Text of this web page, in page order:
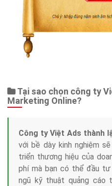
Tại sao chọn công ty
Marketing Online?
Công ty Việt Ads thành
với bề dày kinh nghiệm
triển thương hiệu của
phí mà bạn có thể đầu
ngũ kỹ thuật quảng cáo